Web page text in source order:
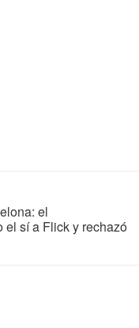
el
el sí a Flick y rechazó